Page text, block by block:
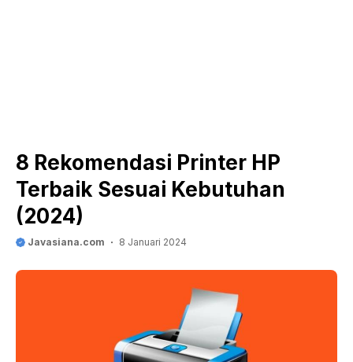
8 Rekomendasi Printer HP
Terbaik Sesuai Kebutuhan
(2024)
Javasiana.com 8 Januari 2024